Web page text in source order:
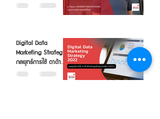
Digital Data
Marketing Strategy
กลยุทธ์การใช้ ดาต้า
สำหรับธุรกิจขนาดเล็ก
SMEs